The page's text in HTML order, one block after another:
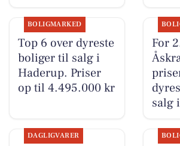
BOLIGMARKED
Top 6 over dyreste
boliger til salg i
Haderup. Priser
op til 4.495.000 kr
For
salg
DAGLIGVARER